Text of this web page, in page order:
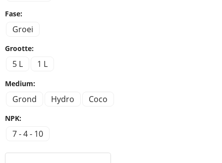
Fase:
Groei
Grootte:
5 L 1 L
Medium:
Grond Hydro Coco
NPK:
7 - 4 - 10